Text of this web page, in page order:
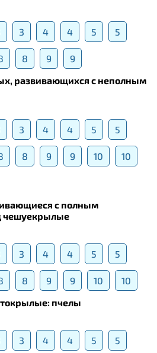
3 4 4 5 5
8 9
9
развивающихся с неполным
3 4 4 5 5
8 9 9 10 10
с полным
чешуекрылые
3 4 4 5 5
8 9 9 10
10
пчелы
3 4 4 5 5